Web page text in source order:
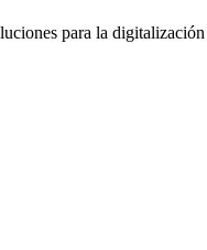
para la